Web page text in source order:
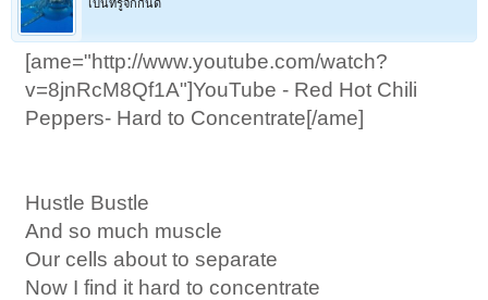
เป็นที่รู้จักกันดี
[ame="http://www.youtube.com/watch?
v=8jnRcM8Qf1A"]YouTube - Red Hot Chili
Peppers- Hard to Concentrate[/ame]
Hustle Bustle
And so much muscle
Our cells about to separate
Now I find it hard to concentrate